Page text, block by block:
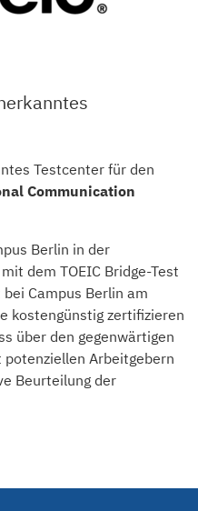
Testcenter für den
Communication
Berlin in der
dem TOEIC Bridge-Test
Campus Berlin am
kostengünstig zertifizieren
über den gegenwärtigen
Arbeitgebern
Beurteilung der